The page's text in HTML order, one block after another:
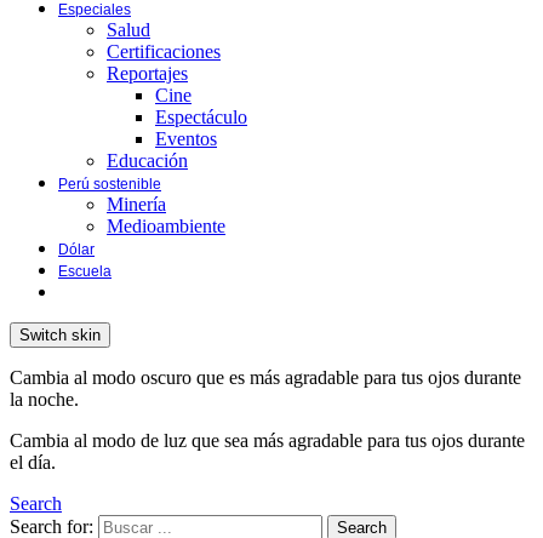
Especiales
Salud
Certificaciones
Reportajes
Cine
Espectáculo
Eventos
Educación
Perú sostenible
Minería
Medioambiente
Dólar
Escuela
Switch skin
Cambia al modo oscuro que es más agradable para tus ojos durante
la noche.
Cambia al modo de luz que sea más agradable para tus ojos durante
el día.
Search
Search for:
Search